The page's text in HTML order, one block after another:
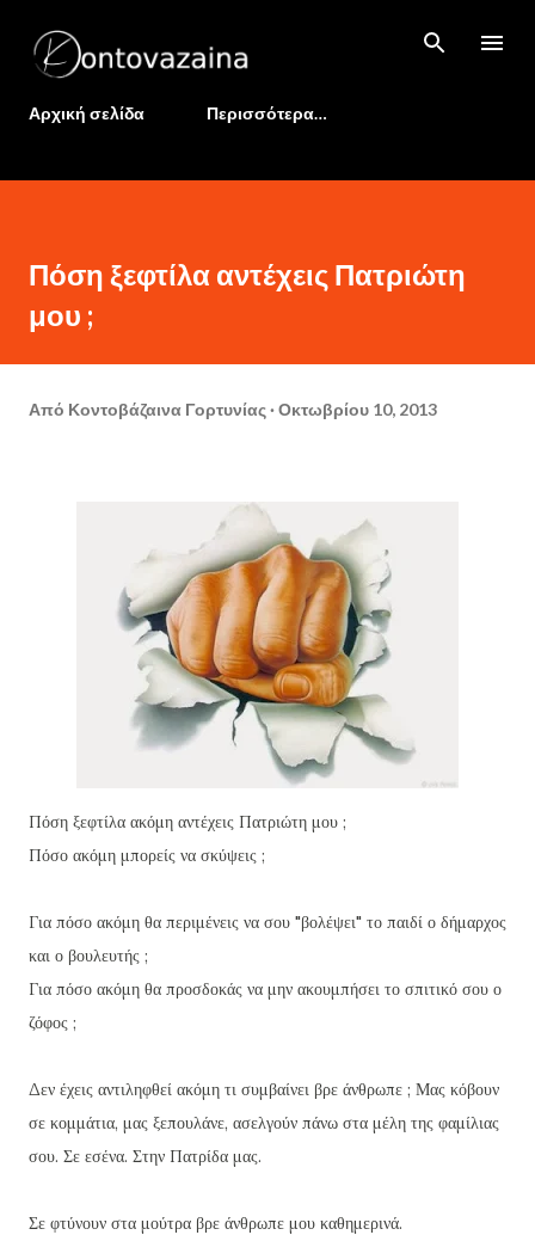
Αρχική σελίδα Περισσότερα…
Πόση ξεφτίλα αντέχεις Πατριώτη
μου ;
Από Κοντοβάζαινα Γορτυνίας Οκτωβρίου 10, 2013
Πόση ξεφτίλα ακόμη αντέχεις Πατριώτη μου ;
Πόσο ακόμη μπορείς να σκύψεις ;
Για πόσο ακόμη θα περιμένεις να σου "βολέψει" το παιδί ο δήμαρχος
και ο βουλευτής ;
Για πόσο ακόμη θα προσδοκάς να μην ακουμπήσει το σπιτικό σου ο
ζόφος ;
Δεν έχεις αντιληφθεί ακόμη τι συμβαίνει βρε άνθρωπε ; Μας κόβουν
σε κομμάτια, μας ξεπουλάνε, ασελγούν πάνω στα μέλη της φαμίλιας
σου. Σε εσένα. Στην Πατρίδα μας.
Σε φτύνουν στα μούτρα βρε άνθρωπε μου καθημερινά.